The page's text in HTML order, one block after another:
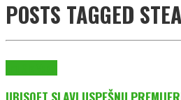
POSTS TAGGED